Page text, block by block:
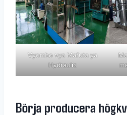
Vyombo vya Mafuta ya
Hydraulic
Börja producera